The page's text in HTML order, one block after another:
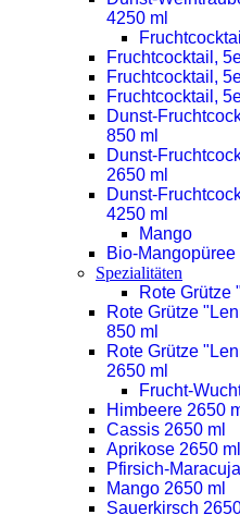
4250 ml
Fruchtcocktail
Fruchtcocktail,
Fruchtcocktail,
Fruchtcocktail,
Dunst-
850 ml
Dunst-
2650 ml
Dunst-
4250 ml
Mango
Bio-Mangopüree
Spezialitäten
Rote Grütze
Rote Grütze
850 ml
Rote Grütze
2650 ml
Frucht-
Himbeere 2650
Cassis 2650 ml
Aprikose 2650 ml
Pfirsich-
Mango 2650 ml
Sauerkirsch